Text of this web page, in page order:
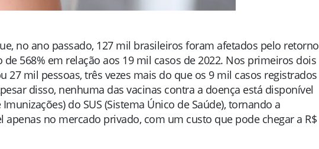
no ano passado, 127 mil brasileiros foram afetados pelo retorno
568% em relação aos 19 mil casos de 2022. Nos primeiros dois
27 mil pessoas, três vezes mais do que os 9 mil casos registrados
disso, nenhuma das vacinas contra a doença está disponível
do SUS (Sistema Único de Saúde), tornando a
apenas no mercado privado, com um custo que pode chegar a R$